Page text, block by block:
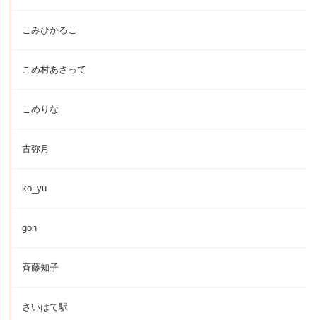
こみひかるこ
こめ村あさって
こめりな
古弥月
ko_yu
gon
斉藤知子
さいはて駅